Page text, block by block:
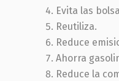
Evita las
Reutiliza.
Reduce
Ahorra
Reduce la